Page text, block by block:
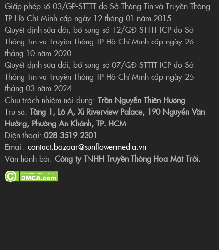
Giấp phép số 03/GP-STTTT do Sở Thông Tin và Truyền Thông
TP Hồ Chí Minh cấp ngày 12 tháng 01 năm 2015
Quyết định sửa đổi, bổ sung số 12/QĐ-STTTT-ICP do Sở
Thông Tin và Truyền Thông TP Hồ Chí Minh cấp ngày 26
tháng 10 năm 2020
Quyết định sửa đổi, bổ sung số 07/QĐ-STTTT-ICP do Sở
Thông Tin và Truyền Thông TP Hồ Chí Minh cấp ngày 25
tháng 03 năm 2024
Chịu trách nhiệm nội dung: Trần Nguyễn Thiên Hương
Trụ sở: Tầng 1, Lô A, Xi Riverview Palace, 190 Nguyễn Văn
Hưởng, Phường An Khánh, TP. HCM
Điện thoại: 028 3519 2301
Email: contact.bazaar@sunflowermedia.vn
Vận hành bởi: Công ty TNHH Truyền Thông Hoa Mặt Trời.